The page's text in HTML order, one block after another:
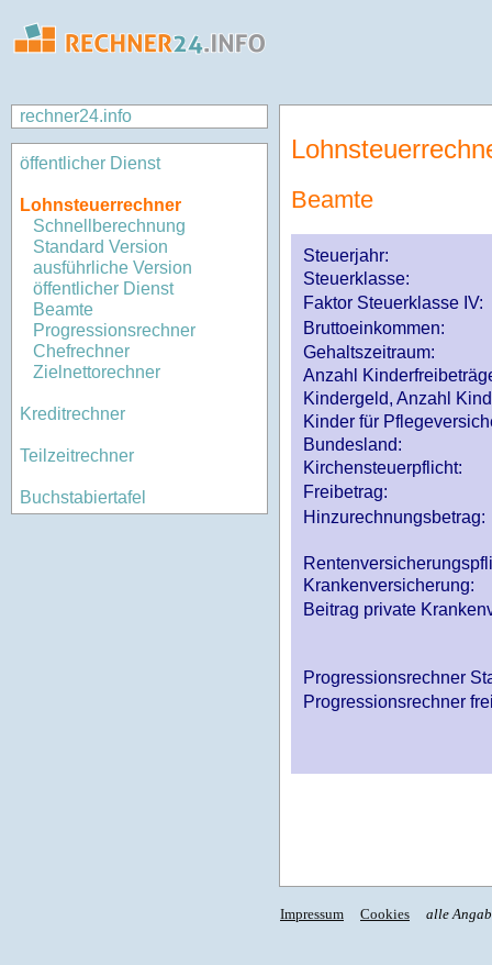
rechner24.info
öffentlicher Dienst
Lohnsteuerrechner
Schnellberechnung
Standard Version
ausführliche Version
öffentlicher Dienst
Beamte
Progressionsrechner
Chefrechner
Zielnettorechner
Kreditrechner
Teilzeitrechner
Buchstabiertafel
Beamte
Steuerjahr:
Steuerklasse:
Faktor Steuerklasse IV:
Bruttoeinkommen:
Gehaltszeitraum:
Anzahl
Kindergeld, Anzahl
Kinder für
Bundesland:
Kirchensteuerpflicht:
Freibetrag:
Hinzurechnungsbetrag:
Krankenversicherung:
Beitrag private
Progressionsrechner
Progressionsrechner
Impressum Cookies alle